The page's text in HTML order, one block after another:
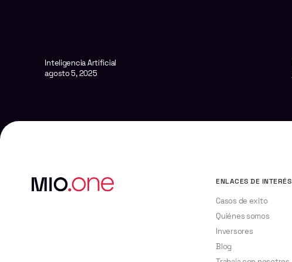
Inteligencia Artificial
agosto 5, 2025
ENLACES DE INTERÉS
Casos de exito
Quiénes somos
Inversores
Blog